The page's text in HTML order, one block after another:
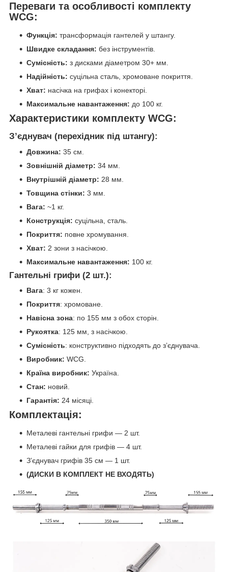
Переваги та особливості комплекту
WCG:
Функція: трансформація гантелей у штангу.
Швидке складання: без інструментів.
Сумісність: з дисками діаметром 30+ мм.
Надійність: суцільна сталь, хромоване покриття.
Хват: насічка на грифах і конекторі.
Максимальне навантаження: до 100 кг.
Характеристики комплекту WCG:
З’єднувач (перехідник під штангу):
Довжина: 35 см.
Зовнішній діаметр: 34 мм.
Внутрішній діаметр: 28 мм.
Товщина стінки: 3 мм.
Вага: ~1 кг.
Конструкція: суцільна, сталь.
Покриття: повне хромування.
Хват: 2 зони з насічкою.
Максимальне навантаження: 100 кг.
Гантельні грифи (2 шт.):
Вага: 3 кг кожен.
Покриття: хромоване.
Навісна зона: по 155 мм з обох сторін.
Рукоятка: 125 мм, з насічкою.
Сумісність: конструктивно підходять до з’єднувача.
Виробник: WCG.
Країна виробник: Україна.
Стан: новий.
Гарантія: 24 місяці.
Комплектація:
Металеві гантельні грифи — 2 шт.
Металеві гайки для грифів — 4 шт.
З’єднувач грифів 35 см — 1 шт.
(ДИСКИ В КОМПЛЕКТ НЕ ВХОДЯТЬ)